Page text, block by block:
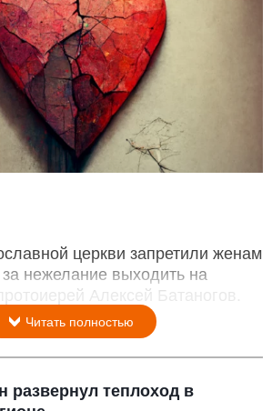
церкви запретили женам
нежелание выходить на
Алексей Батаногов.
Читать полностью
развернул теплоход в